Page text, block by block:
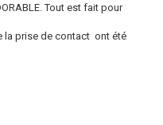
Tout est fait pour
la prise de contact ont été